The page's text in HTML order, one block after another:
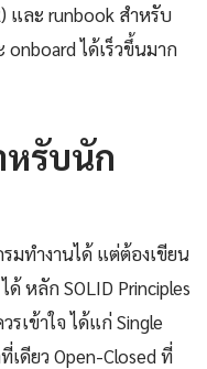
และ runbook สำหรับ
onboard ได้เร็วขึ้นมาก
หรับนัก
มทำงานได้ แต่ต้องเขียน
หลัก SOLID Principles
ข้าใจ ได้แก่ Single
เดียว Open-Closed ที่